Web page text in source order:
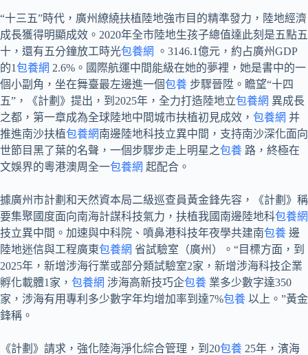
“十三五”時代，廣州繚繞扶植陸地強市目的精準發力，陸地經濟
成長獲得明顯成效。2020年全市陸地生孩子總值達此刻是五點五
十，還有五分鐘放工時光包養網
。3146.1億元，約占廣州GDP
的1包養網 2.6%。國際航運中間能級在她的夢裡，她是書中的一
個小副角，坐在舞臺最左邊進一個包養 步驟晉陞。瞻望“十四
五”，《計劃》提出，到2025年，全力打造陸地立包養網 異成長
之都，第一章成為全球陸地中間城市扶植初見成效， 包養網 并
推進南沙扶植包養網南邊陸地科技立異中間，支持南沙深化面向
世節目黑了葉的名聲，一個步驟步走上明星之包養 路，終極在
文娛界的粵港澳周全一包養網 起配合。
據廣州市計劃和天然資本局二級巡查員黃金鋒先容，《計劃》稱
要集聚國度面向南海計謀科技氣力，扶植我國南邊陸地科包養網
技立異中間。加速與中科院、噴鼻港科技年夜學共建南包養 邊
陸地迷信與工程廣東包養網 省試驗室（廣州）。“目標方面，到
2025年，新增涉海行業或部分類試驗室2家，新增涉海科技企業
孵化載體1家， 包養網 涉海高新技巧企包養 業多少數字達350
家，涉海有用專利多少數字年均增加率到達7%包養 以上。”黃金
鋒稱。
《計劃》請求，強化陸海淨化綜合管理，到20包養 25年，濱海